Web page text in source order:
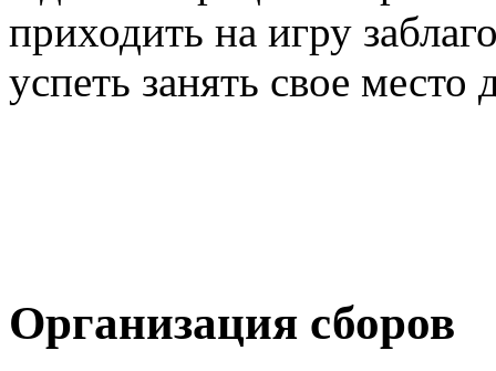
приходить на игру
успеть занять свое место
Организация сборов